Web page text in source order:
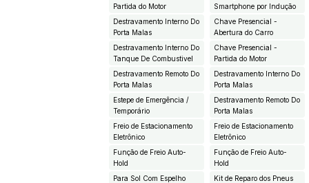
Partida do Motor
Destravamento Interno Do
Porta Malas
Destravamento Interno Do
Tanque De Combustivel
Destravamento Remoto Do
Porta Malas
Estepe de Emergência /
Temporário
Freio de Estacionamento
Eletrônico
Função de Freio Auto-
Hold
Para Sol Com Espelho
Smartphone por Indução
Chave Presencial -
Abertura do Carro
Chave Presencial -
Partida do Motor
Destravamento Interno Do
Porta Malas
Destravamento Remoto Do
Porta Malas
Freio de Estacionamento
Eletrônico
Função de Freio Auto-
Hold
Kit de Reparo dos Pneus